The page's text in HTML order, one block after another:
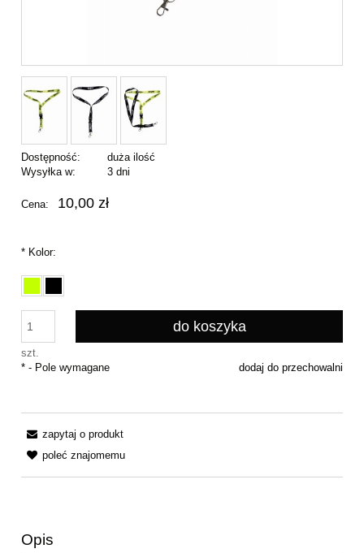
Dostępność:
duża ilość
Wysyłka w:
3 dni
Cena: 10,00 zł
* Kolor:
szt.
do koszyka
dodaj do przechowalni
* - Pole wymagane
zapytaj o produkt
poleć znajomemu
Opis